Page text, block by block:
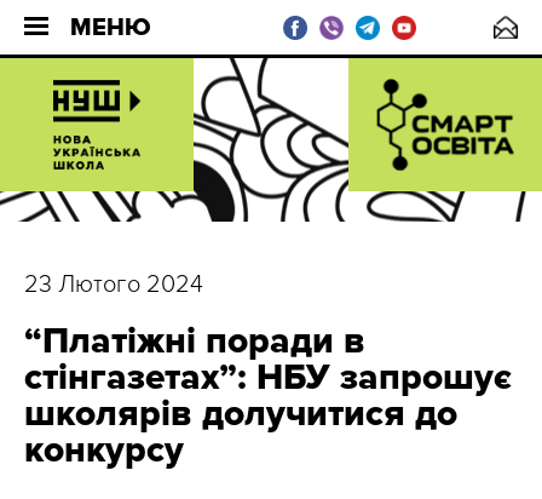
МЕНЮ
23 Лютого 2024
“Платіжні поради в
стінгазетах”: НБУ запрошує
школярів долучитися до
конкурсу